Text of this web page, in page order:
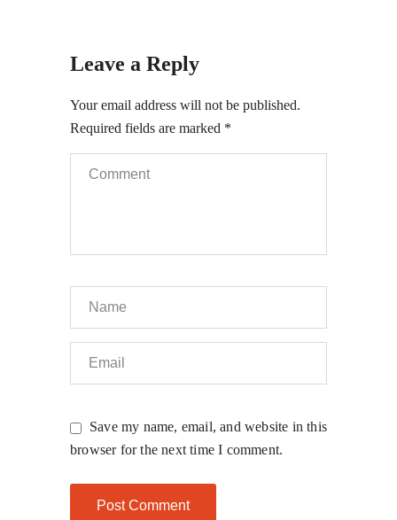
Leave a Reply
Your email address will not be published.
Required fields are marked *
Save my name, email, and website in this
browser for the next time I comment.